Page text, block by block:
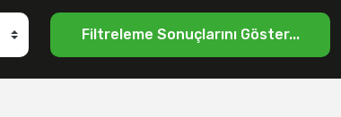
Filtreleme Sonuçlarını Göster...